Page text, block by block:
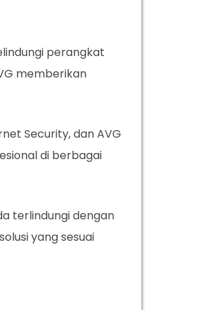
perangkat
memberikan
Security, dan AVG
di berbagai
terlindungi dengan
yang sesuai